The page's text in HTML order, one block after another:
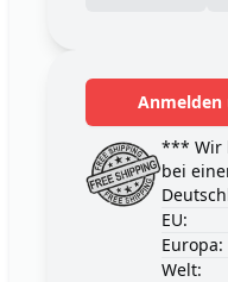
Anmelden
*** Wir
bei
EU:
Europa:
Welt: